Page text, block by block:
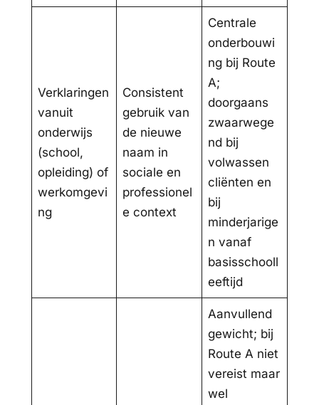
Verklaringen
vanuit
onderwijs
(school,
opleiding) of
werkomgevi
ng
Consistent
gebruik van
de nieuwe
naam in
sociale en
professionel
e context
Centrale
onderbouwi
ng bij Route
A;
doorgaans
zwaarwege
nd bij
volwassen
cliënten en
bij
minderjarige
n vanaf
basisschooll
eeftijd
Aanvullend
gewicht; bij
Route A niet
vereist maar
wel